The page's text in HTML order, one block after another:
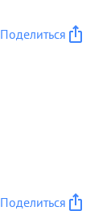
Поделиться
Поделиться